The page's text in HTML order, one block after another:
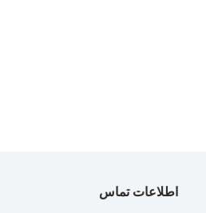
اطلاعات تماس